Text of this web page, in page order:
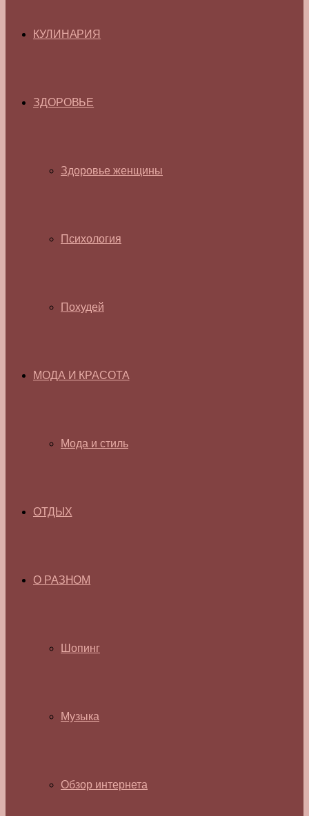
КУЛИНАРИЯ
ЗДОРОВЬЕ
Здоровье женщины
Психология
Похудей
МОДА И КРАСОТА
Мода и стиль
ОТДЫХ
О РАЗНОМ
Шопинг
Музыка
Обзор интернета